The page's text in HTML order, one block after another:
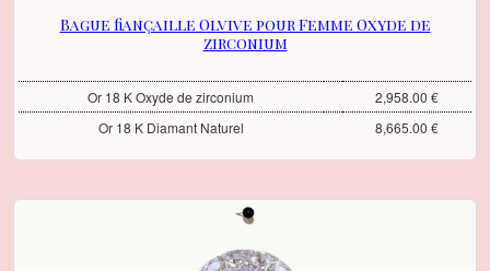
Bague fiançaille Olvive pour Femme Oxyde de
zirconium
Or 18 K Oxyde de zirconium
2,958.00 €
Or 18 K Diamant Naturel
8,665.00 €